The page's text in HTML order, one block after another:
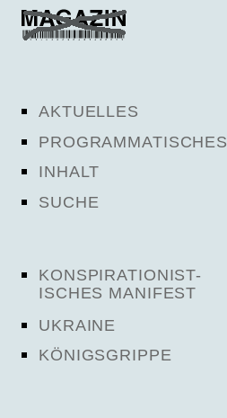
AKTUELLES
PROGRAMMATISCHES
INHALT
SUCHE
KONSPIRATIONIST-
ISCHES MANIFEST
UKRAINE
KÖNIGSGRIPPE